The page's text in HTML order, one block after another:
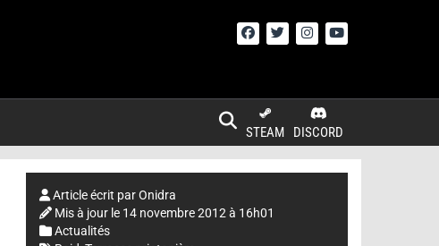
DISCORD
STEAM
Article écrit parOnidra
Mis à jour le 14 novembre 2012 à 16h01
Actualités